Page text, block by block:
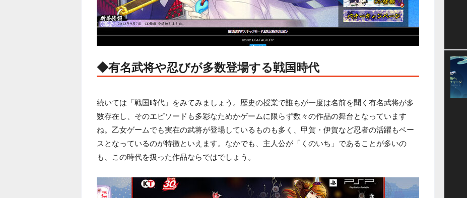
◆有名武将や忍びが多数登場する戦国時代
続いては「戦国時代」をみてみましょう。歴史の授業で誰もが一度は名前を聞く有名武将が多
数存在し、そのエピソードも多彩なためかゲームに限らず数々の作品の舞台となっています
ね。乙女ゲームでも実在の武将が登場しているものも多く、甲賀・伊賀など忍者の活躍もベー
スとなっているのが特徴といえます。なかでも、主人公が「くのいち」であることが多いの
も、この時代を扱った作品ならではでしょう。